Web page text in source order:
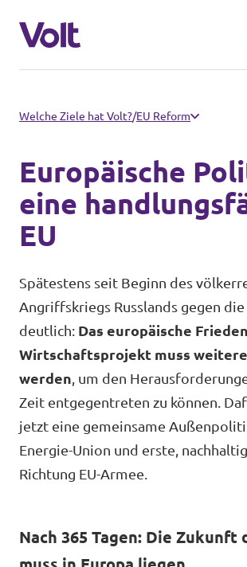
Volt in Hessen
Lokale hessische Teams
Hessische Volt-Termine
Website Volt Deutschland
Volt in deinem Bundesland
Volt Deutschland Merchandise
Programm
Über Volt
Menschen
Neuigkeiten
Unsere Events
Kommunalwahl 2026
Deine Spende für Volt!
Welche Ziele hat Volt?/EU Reform
Europäische
eine
EU
Spätestens seit Beginn des
Angriffskriegs Russlands gegen
deutlich: Das europäische
Wirtschaftsprojekt muss
werden, um den
Zeit entgegentreten zu können.
jetzt eine gemeinsame
Energie-Union und erste,
Richtung EU-Armee.
Nach 365 Tagen: Die Zukunft